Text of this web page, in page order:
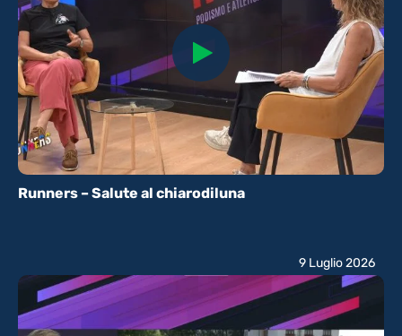
Runners – Salute al chiarodiluna
9 Luglio 2026